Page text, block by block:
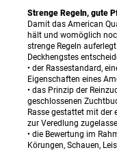
Strenge Regeln, gute
Damit das American
hält und womöglich
strenge Regeln
Deckhengstes
• der Rassestandard,
Eigenschaften eines
• das Prinzip der
geschlossenen
Rasse gestattet mit der
zur Veredlung
• die Bewertung im
Körungen, Schauen,